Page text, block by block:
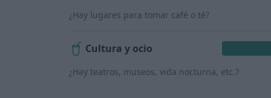
¿Hay lugares para tomar café o té?
Cultura y ocio
¿Hay teatros, museos, vida nocturna, etc.?